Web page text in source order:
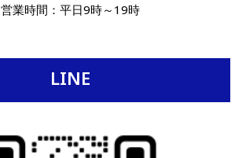
営業時間：平日9時～19時
LINE